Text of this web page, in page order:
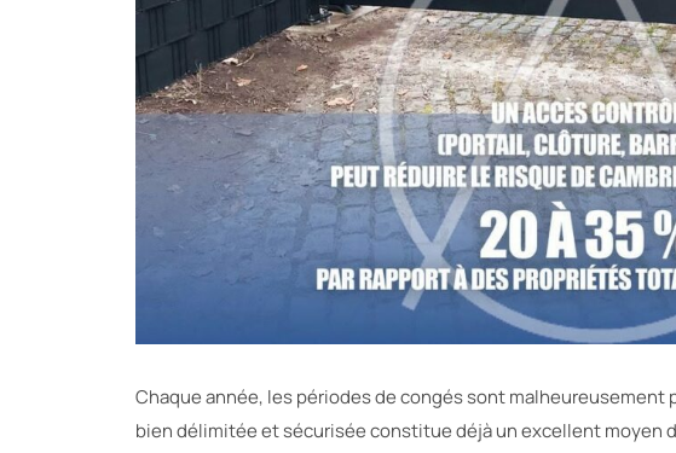
Chaque année, les périodes de congés sont malheureusement
bien délimitée et sécurisée constitue déjà un excellent moyen